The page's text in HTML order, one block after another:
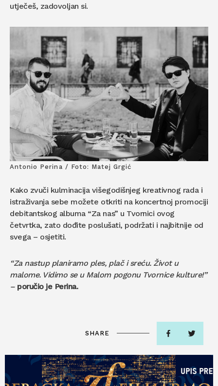
utječeš, zadovoljan si.
Antonio Perina / Foto: Matej Grgić
Kako zvuči kulminacija višegodišnjeg kreativnog rada i
istraživanja sebe možete otkriti na koncertnoj promociji
debitantskog albuma “Za nas” u Tvornici ovog
četvrtka, zato dođite poslušati, podržati i najbitnije od
svega – osjetiti.
“Za nastup planiramo ples, plač i sreću. Život u
malome. Vidimo se u Malom pogonu Tvornice kulture!”
– poručio je Perina.
SHARE